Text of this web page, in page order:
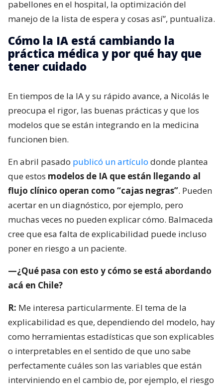
pabellones en el hospital, la optimización del
manejo de la lista de espera y cosas así”, puntualiza.
Cómo la IA está cambiando la
práctica médica y por qué hay que
tener cuidado
En tiempos de la IA y su rápido avance, a Nicolás le
preocupa el rigor, las buenas prácticas y que los
modelos que se están integrando en la medicina
funcionen bien.
En abril pasado publicó un artículo donde plantea
que estos modelos de IA que están llegando al
flujo clínico operan como “cajas negras”. Pueden
acertar en un diagnóstico, por ejemplo, pero
muchas veces no pueden explicar cómo. Balmaceda
cree que esa falta de explicabilidad puede incluso
poner en riesgo a un paciente.
—¿Qué pasa con esto y cómo se está abordando
acá en Chile?
R: Me interesa particularmente. El tema de la
explicabilidad es que, dependiendo del modelo, hay
como herramientas estadísticas que son explicables
o interpretables en el sentido de que uno sabe
perfectamente cuáles son las variables que están
interviniendo en el cambio de, por ejemplo, el riesgo